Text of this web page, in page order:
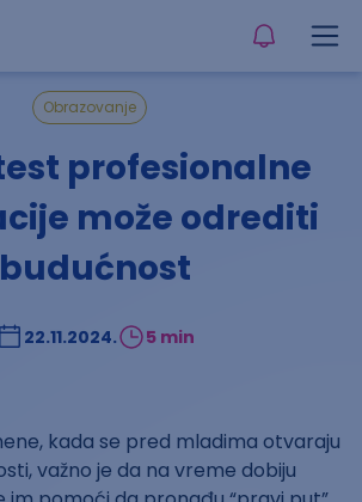
Obrazovanje
profesionalne
može odrediti
budućnost
22.11.2024. 5 min
kada se pred mladima otvaraju
važno je da na vreme dobiju